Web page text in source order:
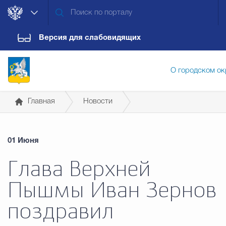
Версия для слабовидящих
О городском
Новости Обращения граждан
Главная Новости
01 Июня
Глава Верхней
Пышмы Иван Зернов
поздравил